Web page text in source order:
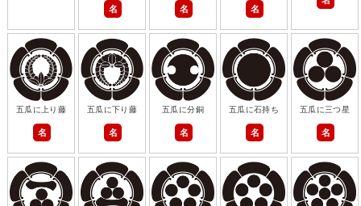
名 名 名
五瓜に上り藤
名
五瓜に下り藤
名
五瓜に分銅
名
五瓜に石持ち
名
五瓜に三つ星
名